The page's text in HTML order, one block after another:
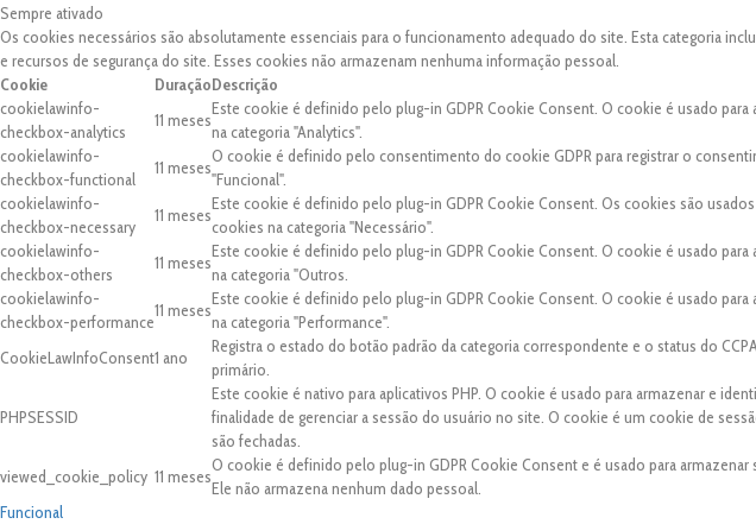
Sempre ativado
Os cookies necessários são absolutamente essenciais para o funcionamento adequado do site. Esta categoria
e recursos de segurança do site. Esses cookies não armazenam nenhuma informação pessoal.
Cookie
DuraçãoDescrição
cookielawinfo-
checkbox-analytics
11 meses
Este cookie é definido pelo plug-in GDPR Cookie Consent. O cookie é usado
na categoria "Analytics".
cookielawinfo-
checkbox-functional
11 meses
O cookie é definido pelo consentimento do cookie GDPR para registrar o
"Funcional".
cookielawinfo-
checkbox-necessary
11 meses
Este cookie é definido pelo plug-in GDPR Cookie Consent. Os cookies são
cookies na categoria "Necessário".
cookielawinfo-
checkbox-others
11 meses
Este cookie é definido pelo plug-in GDPR Cookie Consent. O cookie é usado
na categoria "Outros.
cookielawinfo-
checkbox-performance
11 meses
Este cookie é definido pelo plug-in GDPR Cookie Consent. O cookie é usado
na categoria "Performance".
CookieLawInfoConsent1 ano
Registra o estado do botão padrão da categoria correspondente e o status do
primário.
PHPSESSID
Este cookie é nativo para aplicativos PHP. O cookie é usado para armazenar e
finalidade de gerenciar a sessão do usuário no site. O cookie é um cookie de
são fechadas.
viewed_cookie_policy 11 meses
O cookie é definido pelo plug-in GDPR Cookie Consent e é usado para
Ele não armazena nenhum dado pessoal.
Funcional